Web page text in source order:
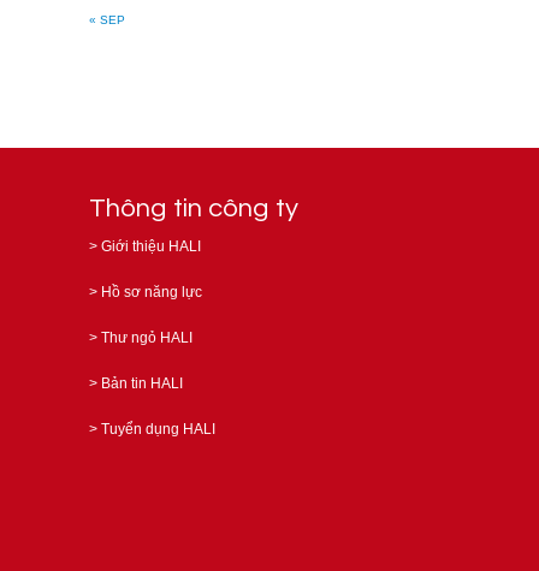
« SEP
Thông tin công ty
> Giới thiệu HALI
> Hồ sơ năng lực
> Thư ngỏ HALI
> Bản tin HALI
> Tuyển dụng HALI